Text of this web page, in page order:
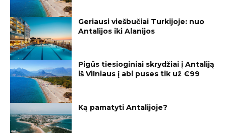
Geriausi viešbučiai Turkijoje: nuo
Antalijos iki Alanijos
Pigūs tiesioginiai skrydžiai į Antaliją
iš Vilniaus į abi puses tik už €99
Ką pamatyti Antalijoje?